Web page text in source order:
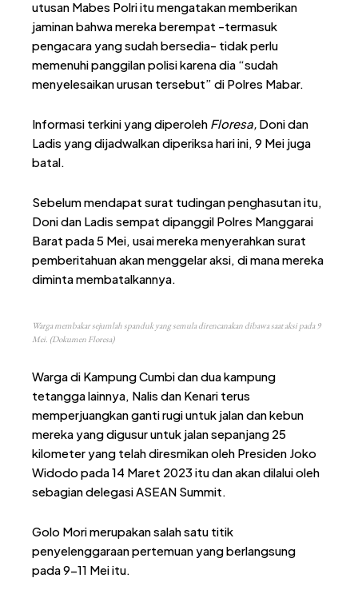
utusan Mabes Polri itu mengatakan memberikan
jaminan bahwa mereka berempat -termasuk
pengacara yang sudah bersedia- tidak perlu
memenuhi panggilan polisi karena dia “sudah
menyelesaikan urusan tersebut” di Polres Mabar.
Informasi terkini yang diperoleh Floresa, Doni dan
Ladis yang dijadwalkan diperiksa hari ini, 9 Mei juga
batal.
Sebelum mendapat surat tudingan penghasutan itu,
Doni dan Ladis sempat dipanggil Polres Manggarai
Barat pada 5 Mei, usai mereka menyerahkan surat
pemberitahuan akan menggelar aksi, di mana mereka
diminta membatalkannya.
Warga membakar sejumlah spanduk yang semula direncanakan dibawa saat aksi pada 9
Mei. (Dokumen Floresa)
Warga di Kampung Cumbi dan dua kampung
tetangga lainnya, Nalis dan Kenari terus
memperjuangkan ganti rugi untuk jalan dan kebun
mereka yang digusur untuk jalan sepanjang 25
kilometer yang telah diresmikan oleh Presiden Joko
Widodo pada 14 Maret 2023 itu dan akan dilalui oleh
sebagian delegasi ASEAN Summit.
Golo Mori merupakan salah satu titik
penyelenggaraan pertemuan yang berlangsung
pada 9-11 Mei itu.